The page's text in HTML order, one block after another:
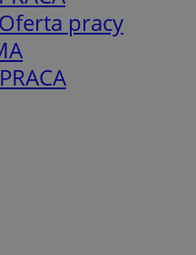
Oferta pracy